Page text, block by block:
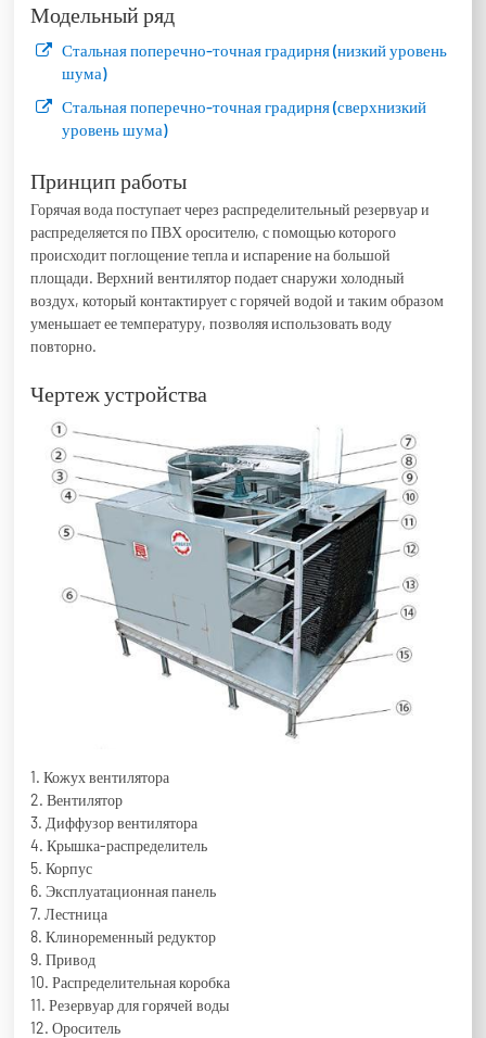
Модельный ряд
Стальная поперечно-точная градирня (низкий уровень
шума)
Стальная поперечно-точная градирня (сверхнизкий
уровень шума)
Принцип работы
Горячая вода поступает через распределительный резервуар и
распределяется по ПВХ оросителю, с помощью которого
происходит поглощение тепла и испарение на большой
площади. Верхний вентилятор подает снаружи холодный
воздух, который контактирует с горячей водой и таким образом
уменьшает ее температуру, позволяя использовать воду
повторно.
Чертеж устройства
1. Кожух вентилятора
2. Вентилятор
3. Диффузор вентилятора
4. Крышка-распределитель
5. Корпус
6. Эксплуатационная панель
7. Лестница
8. Клиноременный редуктор
9. Привод
10. Распределительная коробка
11. Резервуар для горячей воды
12. Ороситель